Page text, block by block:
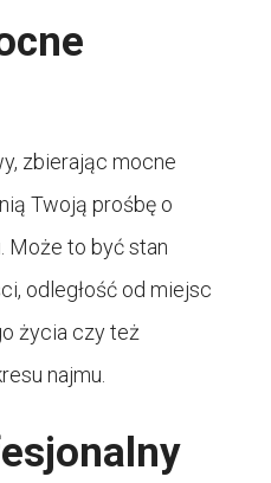
zbierając mocne
Twoją prośbę o
Może to być stan
odległość od miejsc
życia czy też
najmu.